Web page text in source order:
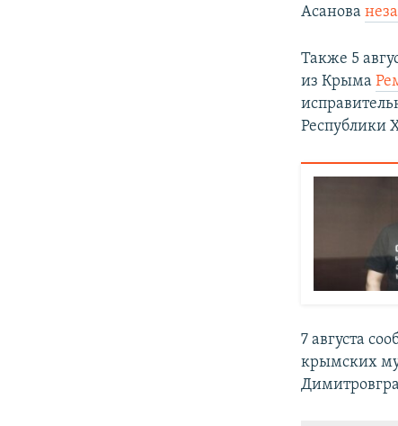
Асанова
Также 5
из Крыма
Республики
7 августа
крымских